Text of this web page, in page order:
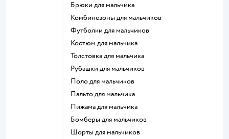
Брюки для мальчика
Комбинезоны для мальчиков
Футболки для мальчиков
Костюм для мальчика
Толстовка для мальчика
Рубашки для мальчиков
Поло для мальчиков
Пальто для мальчика
Пижама для мальчика
Бомберы для мальчиков
Шорты для мальчиков